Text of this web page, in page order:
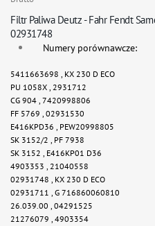
Filtr Paliwa Deutz - Fahr Fendt
02931748
Numery porównawcze:
5411663698 , KX 230 D ECO
PU 1058X , 2931712
CG 904 , 7420998806
FF 5769 , 02931530
E416KPD36 , PEW20998805
SK 3152/2 , PF 7938
SK 3152 , E416KP01 D36
4903353 , 21040558
02931748 , KX 230 D ECO
02931711 , G 716860060810
26.039.00 , 04291525
21276079 , 4903354